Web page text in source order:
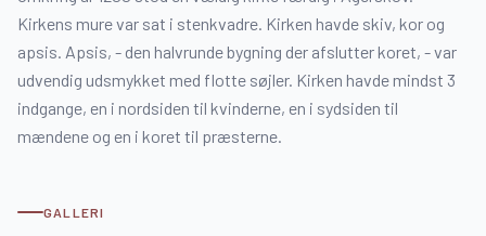
Kirkens mure var sat i stenkvadre. Kirken havde skiv, kor og
apsis. Apsis, - den halvrunde bygning der afslutter koret, - var
udvendig udsmykket med flotte søjler. Kirken havde mindst 3
indgange, en i nordsiden til kvinderne, en i sydsiden til
mændene og en i koret til præsterne.
GALLERI